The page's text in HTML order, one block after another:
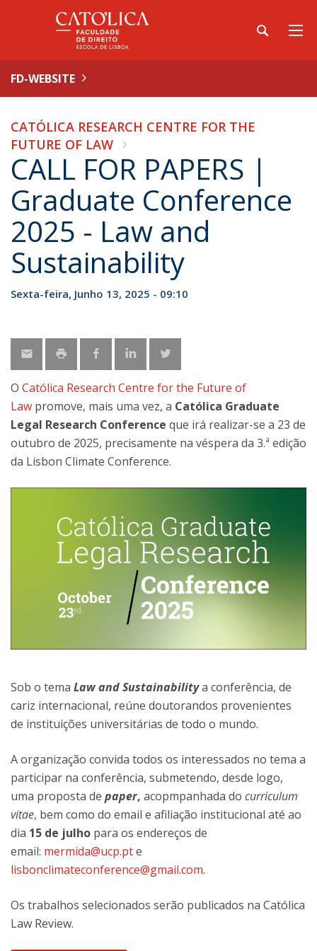
FD-WEBSITE
CATÓLICA RESEARCH CENTRE FOR THE
FUTURE OF LAW
CALL FOR PAPERS |
Graduate Conference
2025 - Law and
Sustainability
Sexta-feira, Junho 13, 2025 - 09:10
O Católica Research Centre for the Future of
Law promove, mais uma vez, a Católica Graduate
Legal Research Conference que irá realizar-se a 23 de
outubro de 2025, precisamente na véspera da 3.ª edição
da Lisbon Climate Conference.
Sob o tema Law and Sustainabilitya conferência, de
cariz internacional, reúne doutorandos provenientes
de instituições universitárias de todo o mundo.
A organização convida todos os interessados no tema a
participar na conferência, submetendo, desde logo,
uma proposta de paper, acopmpanhada do curriculum
vitae, bem como do email e afiliação institucional até ao
dia 15 de julho para os endereços de
email: mermida@ucp.pte
lisbonclimateconference@gmail.com.
Os trabalhos selecionados serão publicados na Católica
Law Review.